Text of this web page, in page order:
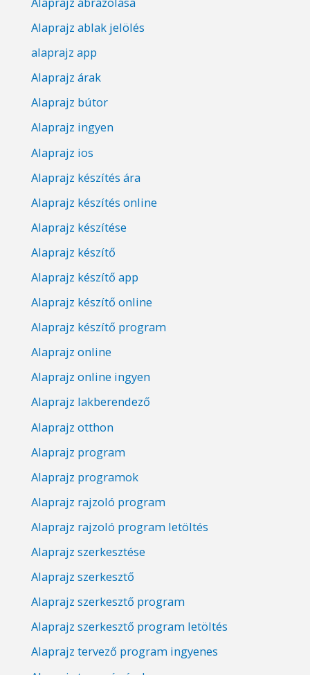
Alaprajz ablak jelölés
alaprajz app
Alaprajz árak
Alaprajz bútor
Alaprajz ingyen
Alaprajz ios
Alaprajz készítés ára
Alaprajz készítés online
Alaprajz készítése
Alaprajz készítő
Alaprajz készítő app
Alaprajz készítő online
Alaprajz készítő program
Alaprajz online
Alaprajz online ingyen
Alaprajz lakberendező
Alaprajz otthon
Alaprajz program
Alaprajz programok
Alaprajz rajzoló program
Alaprajz rajzoló program letöltés
Alaprajz szerkesztése
Alaprajz szerkesztő
Alaprajz szerkesztő program
Alaprajz szerkesztő program letöltés
Alaprajz tervező program ingyenes